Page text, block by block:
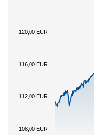
120,00 EUR
108,00 EUR
112,00 EUR
116,00 EUR